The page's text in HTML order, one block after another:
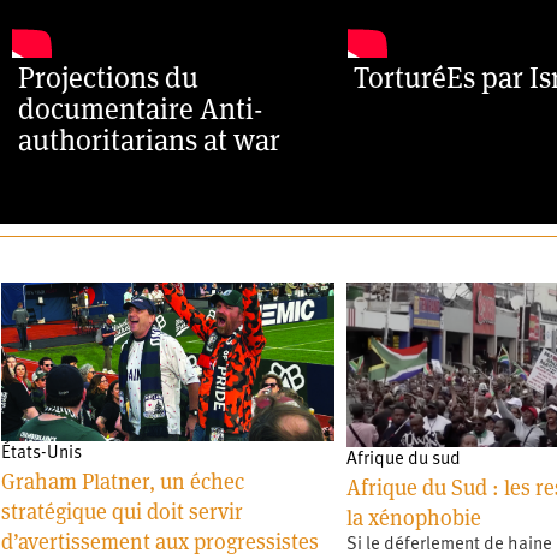
Projections du
documentaire Anti-
authoritarians at war
TorturéEs par
États-Unis
Graham Platner, un échec
stratégique qui doit servir
d’avertissement aux progressistes
Afrique du sud
Afrique du Sud : les
la xénophobie
Si le déferlement de haine